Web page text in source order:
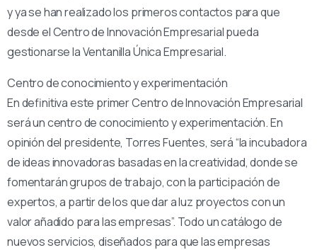
y ya se han realizado los primeros contactos para que
desde el Centro de Innovación Empresarial pueda
gestionarse la Ventanilla Única Empresarial.
Centro de conocimiento y experimentación
En definitiva este primer Centro de Innovación Empresarial
será un centro de conocimiento y experimentación. En
opinión del presidente, Torres Fuentes, será “la incubadora
de ideas innovadoras basadas en la creatividad, donde se
fomentarán grupos de trabajo, con la participación de
expertos, a partir de los que dar a luz proyectos con un
valor añadido para las empresas”. Todo un catálogo de
nuevos servicios, diseñados para que las empresas